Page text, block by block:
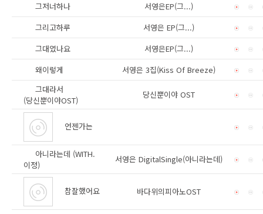
그저너하나
서영은EP(그...)
그리고하루
서영은 EP(그...)
그대였나요
서영은EP(그...)
왜이렇게
서영은 3집(Kiss Of Breeze)
그대라서
(당신뿐이야OST)
당신뿐이야 OST
언젠가는
아니라는데 (WITH.
이정)
서영은 DigitalSingle(아니라는데)
참잘했어요 바다위의피아노OST